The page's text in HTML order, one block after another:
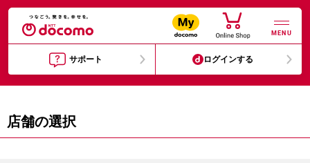
MENU
サポート ログインする
店舗の選択